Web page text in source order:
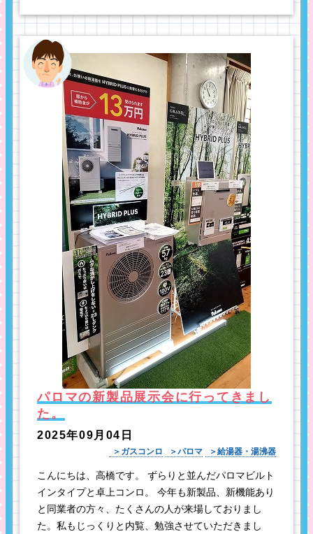
パロマの新製品展示会に行ってきまし
た。
2025年09月04日
ガスコンロ パロマ 給湯器・湯沸器
こんにちは、高橋です。 ずらりと並んだパロマビルト
インタイプと卓上コンロ。 今年も新製品、新機能あり
と同業者の方々、たくさんの人が来場しておりまし
た。私もじっくりと内覧、勉強させていただきまし